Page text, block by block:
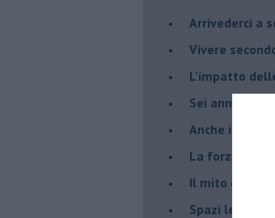
​Arrivederci a
​Vivere
​L'impatto
Sei anni di
​Anche il
​La forza
​Il mito della
Spazi leggeri